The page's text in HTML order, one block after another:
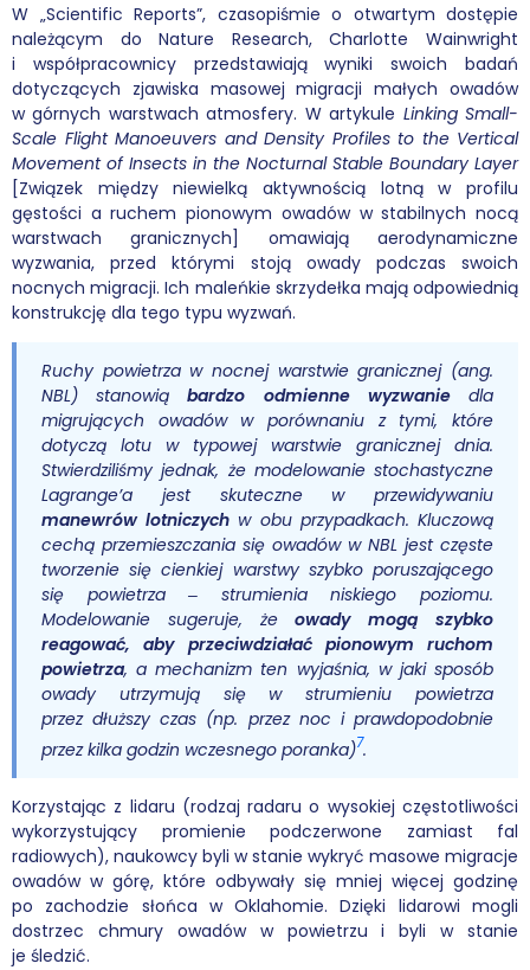
W „Scientific Reports”, czasopiśmie o otwartym dostępie
należącym do Nature Research, Charlotte Wainwright
i współpracownicy przedstawiają wyniki swoich badań
dotyczących zjawiska masowej migracji małych owadów
w górnych warstwach atmosfery. W artykule Linking Small-
Scale Flight Manoeuvers and Density Profiles to the Vertical
Movement of Insects in the Nocturnal Stable Boundary Layer
[Związek między niewielką aktywnością lotną w profilu
gęstości a ruchem pionowym owadów w stabilnych nocą
warstwach granicznych] omawiają aerodynamiczne
wyzwania, przed którymi stoją owady podczas swoich
nocnych migracji. Ich maleńkie skrzydełka mają odpowiednią
konstrukcję dla tego typu wyzwań.
Ruchy powietrza w nocnej warstwie granicznej (ang.
NBL) stanowiąbardzo odmienne wyzwaniedla
migrujących owadów w porównaniu z tymi, które
dotyczą lotu w typowej warstwie granicznej dnia.
Stwierdziliśmy jednak, że modelowanie stochastyczne
Lagrange’a jest skuteczne w przewidywaniu
manewrów lotniczych w obu przypadkach. Kluczową
cechą przemieszczania się owadów w NBL jest częste
tworzenie się cienkiej warstwy szybko poruszającego
się powietrza ‒ strumienia niskiego poziomu.
Modelowanie sugeruje, żeowady mogą szybko
reagować, aby przeciwdziałać pionowym ruchom
powietrza, a mechanizm ten wyjaśnia, w jaki sposób
owady utrzymują się w strumieniu powietrza
przez dłuższy czas (np. przez noc i prawdopodobnie
przez kilka godzin wczesnego poranka)7.
Korzystając z lidaru (rodzaj radaru o wysokiej częstotliwości
wykorzystujący promienie podczerwone zamiast fal
radiowych), naukowcy byli w stanie wykryć masowe migracje
owadów w górę, które odbywały się mniej więcej godzinę
po zachodzie słońca w Oklahomie. Dzięki lidarowi mogli
dostrzec chmury owadów w powietrzu i byli w stanie
je śledzić.